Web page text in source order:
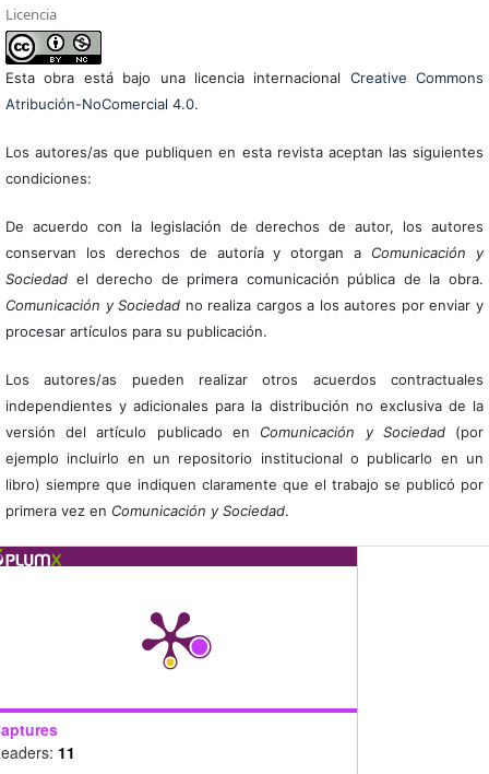
Licencia
Esta obra está bajo una licencia internacional Creative Commons
Atribución-NoComercial 4.0.
Los autores/as que publiquen en esta revista aceptan las siguientes
condiciones:
De acuerdo con la legislación de derechos de autor, los autores
conservan los derechos de autoría y otorgan a Comunicación y
Sociedadel derecho de primera comunicación pública de la obra.
Comunicación y Sociedad no realiza cargos a los autores por enviar y
procesar artículos para su publicación.
Los autores/as pueden realizar otros acuerdos contractuales
independientes y adicionales para la distribución no exclusiva de la
versión del artículo publicado en Comunicación y Sociedad(por
ejemplo incluirlo en un repositorio institucional o publicarlo en un
libro) siempre que indiquen claramente que el trabajo se publicó por
primera vez en Comunicación y Sociedad.
11